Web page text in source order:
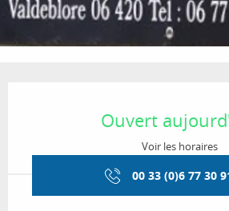
Ouvert
Voir les horaires
00 33 (0)6 77 30